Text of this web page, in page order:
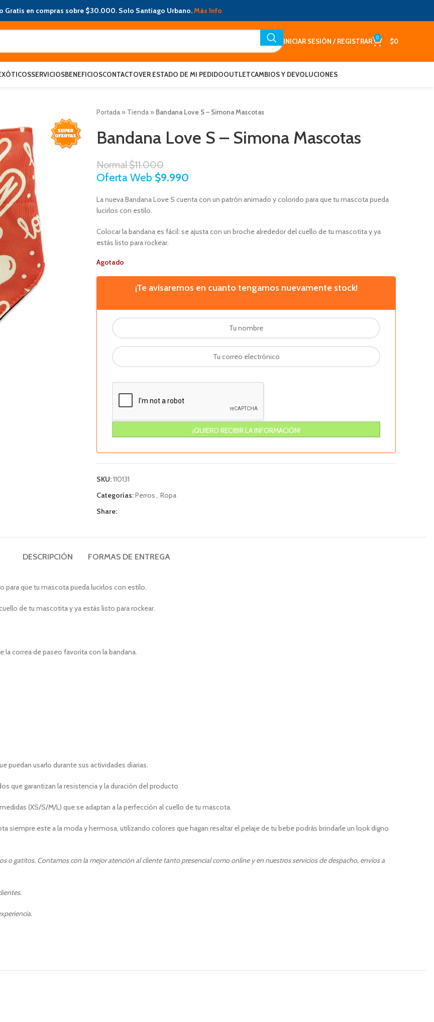
Gratis en compras sobre $30.000. Solo Santiago Urbano.Más Info
INICIAR SESIÓN / REGISTRAR 0 $0
SERVICIOSBENEFICIOSCONTACTOVER ESTADO DE MI PEDIDOOUTLETCAMBIOS Y DEVOLUCIONES
Portada » Tienda » Bandana Love S – Simona Mascotas
Bandana Love S – Simona Mascotas
Normal$11.000
Oferta Web $9.990
La nueva Bandana Love S cuenta con un patrón animado y colorido para que tu mascota pueda
lucirlos con estilo.
Colocar la bandana es fácil: se ajusta con un broche alrededor del cuello de tu mascotita y ya
estás listo para rockear.
Agotado
¡Te avisaremos en cuanto tengamos nuevamente stock!
SKU:110131
Categorías:Perros, Ropa
Share:
DESCRIPCIÓN FORMAS DE ENTREGA
para que tu mascota pueda lucirlos con estilo.
de tu mascotita y ya estás listo para rockear.
la correa de paseo favorita con la bandana.
puedan usarlo durante sus actividades diarias.
que garantizan la resistencia y la duración del producto
(XS/S/M/L) que se adaptan a la perfección al cuello de tu mascota.
siempre este a la moda y hermosa, utilizando colores que hagan resaltar el pelaje de tu bebe podrás brindarle un look digno
o gatitos. Contamos con la mejor atención al cliente tanto presencial como online y en nuestros servicios de despacho, envíos a